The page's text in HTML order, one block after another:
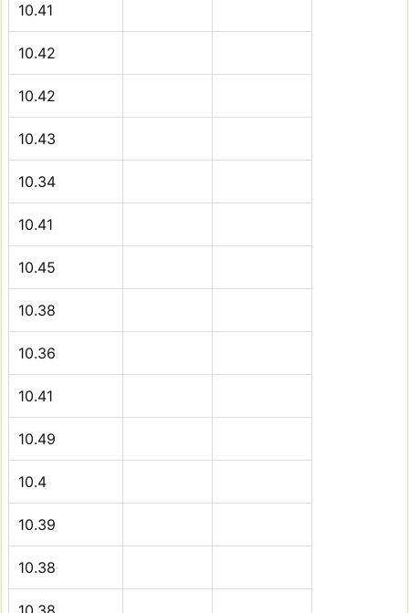
10.41
10.42
10.42
10.43
10.34
10.41
10.45
10.38
10.36
10.41
10.49
10.4
10.39
10.38